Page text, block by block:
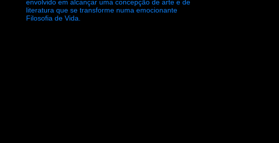
envolvido em alcançar uma concepção de arte e de
literatura que se transforme numa emocionante
Filosofia de Vida.